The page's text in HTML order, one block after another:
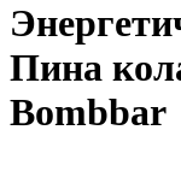
Пина
Bombbar